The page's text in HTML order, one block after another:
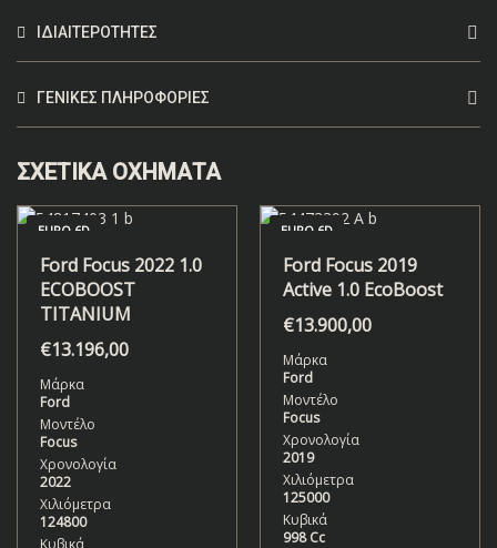
ΙΔΙΑΙΤΕΡΌΤΗΤΕΣ
ΓΕΝΙΚΈΣ ΠΛΗΡΟΦΟΡΊΕΣ
ΣΧΕΤΙΚΆ ΟΧΉΜΑΤΑ
EURO 6D
Ford Focus 2019
Active 1.0 EcoBoost
€ 13.900,00
Μάρκα
Ford
Μοντέλο
Focus
Χρονολογία
2019
Χιλιόμετρα
125000
Κυβικά
998 Cc
EURO 6C
Ford Connect 2020
L2H1 Businnes
€15.800,00
Μάρκα
Ford
Μοντέλο
Connect
Χρονολογία
2020
Χιλιόμετρα
125882
Κυβικά
1.499 Cc